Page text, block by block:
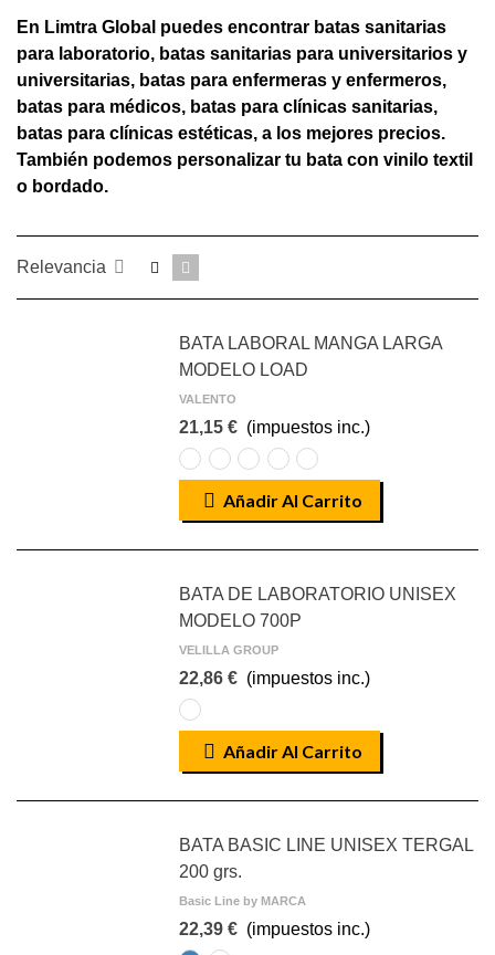
En Limtra Global puedes encontrar batas sanitarias
para laboratorio, batas sanitarias para universitarios y
universitarias, batas para enfermeras y enfermeros,
batas para médicos, batas para clínicas sanitarias,
batas para clínicas estéticas, a los mejores precios.
También podemos personalizar tu bata con vinilo textil
o bordado.
Relevancia
BATA LABORAL MANGA LARGA
MODELO LOAD
VALENTO
21,15 € (impuestos inc.)
azul
azulina
valento
azul
marino
orion
valento
blanco
valento
marrón
kamel
valento
negro
valento
Añadir Al Carrito
BATA DE LABORATORIO UNISEX
MODELO 700P
VELILLA GROUP
22,86 € (impuestos inc.)
Blanco
07
Añadir Al Carrito
BATA BASIC LINE UNISEX TERGAL
200 grs.
Basic Line by MARCA
22,39 € (impuestos inc.)